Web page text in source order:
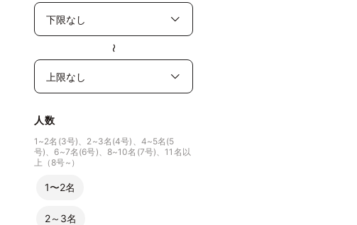
〜
人数
1~2名(3号)、2~3名(4号)、4~5名(5
号)、6~7名(6号)、8~10名(7号)、11名以
上（8号~）
1〜2名
2～3名